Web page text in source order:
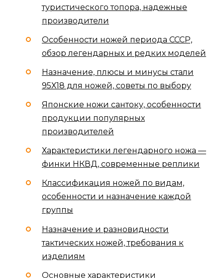
туристического топора, надежные
производители
Особенности ножей периода СССР,
обзор легендарных и редких моделей
Назначение, плюсы и минусы стали
95Х18 для ножей, советы по выбору
Японские ножи сантоку, особенности
продукции популярных
производителей
Характеристики легендарного ножа —
финки НКВД, современные реплики
Классификация ножей по видам,
особенности и назначение каждой
группы
Назначение и разновидности
тактических ножей, требования к
изделиям
Основные характеристики